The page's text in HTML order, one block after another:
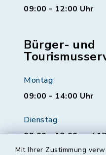
Mit Ihrer Zustimmung
09:00 - 12:00 Uhr
Bürger- und
Montag
09:00 - 14:00 Uhr
Dienstag
09:00 - 12:00 und